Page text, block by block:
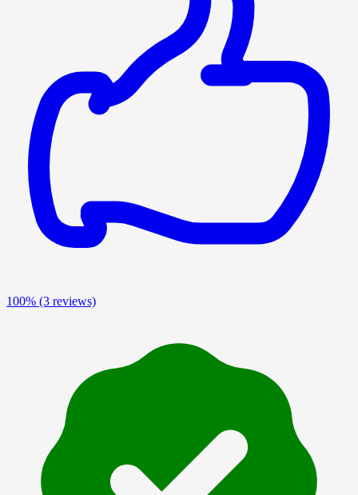
100% (3 reviews)